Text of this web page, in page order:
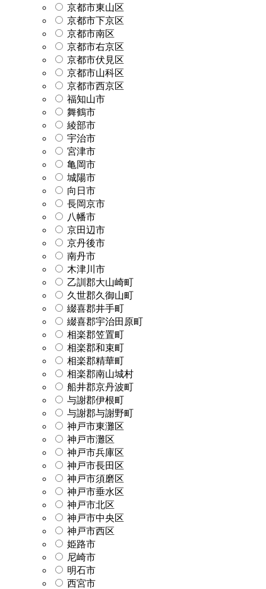
京都市東山区
京都市下京区
京都市南区
京都市右京区
京都市伏見区
京都市山科区
京都市西京区
福知山市
舞鶴市
綾部市
宇治市
宮津市
亀岡市
城陽市
向日市
長岡京市
八幡市
京田辺市
京丹後市
南丹市
木津川市
乙訓郡大山崎町
久世郡久御山町
綴喜郡井手町
綴喜郡宇治田原町
相楽郡笠置町
相楽郡和束町
相楽郡精華町
相楽郡南山城村
船井郡京丹波町
与謝郡伊根町
与謝郡与謝野町
神戸市東灘区
神戸市灘区
神戸市兵庫区
神戸市長田区
神戸市須磨区
神戸市垂水区
神戸市北区
神戸市中央区
神戸市西区
姫路市
尼崎市
明石市
西宮市